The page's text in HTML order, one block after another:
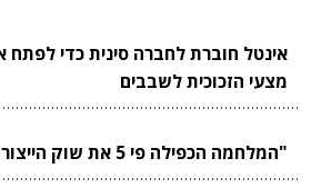
אינטל חוברת לחברה סינית כדי
מצעי הזכוכית לשבבים
"המלחמה הכפילה פי 5 את שוק הייצור המיידי"